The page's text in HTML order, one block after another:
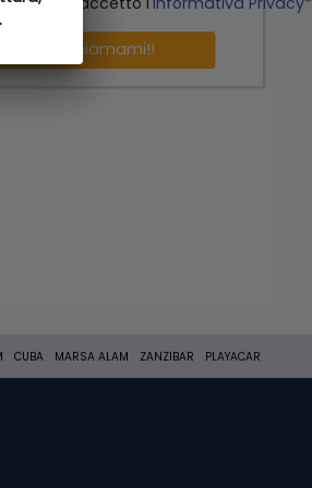
Richiamami!!
CUBA MARSA ALAM ZANZIBAR PLAYACAR